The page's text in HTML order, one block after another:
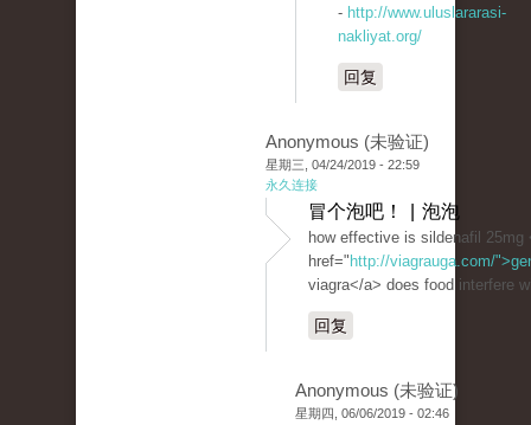
- http://www.uluslararasi-
nakliyat.org/
回复
Anonymous (未验证)
星期三, 04/24/2019 - 22:59
永久连接
冒个泡吧！ | 泡泡
how effective is sildenafil 25mg
href=" http://viagrauga.com/
viagra</a> does food interfere
回复
Anonymous (未验证)
星期四, 06/06/2019 - 02:46